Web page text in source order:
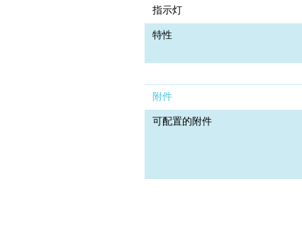
指示灯
特性
附件
可配置的附件